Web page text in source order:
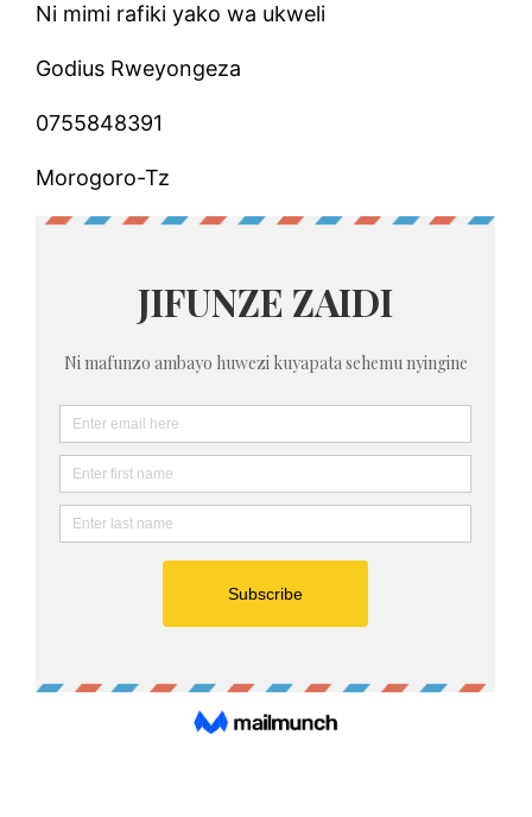
Ni mimi rafiki yako wa ukweli
Godius Rweyongeza
0755848391
Morogoro-Tz